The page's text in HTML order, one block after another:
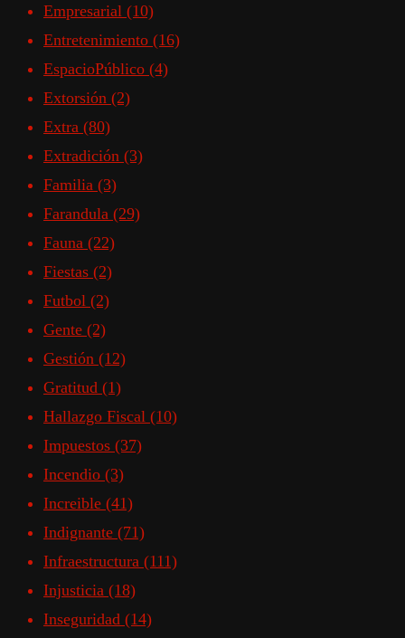
Empresarial (10)
Entretenimiento (16)
EspacioPúblico (4)
Extorsión (2)
Extra (80)
Extradición (3)
Familia (3)
Farandula (29)
Fauna (22)
Fiestas (2)
Futbol (2)
Gente (2)
Gestión (12)
Gratitud (1)
Hallazgo Fiscal (10)
Impuestos (37)
Incendio (3)
Increible (41)
Indignante (71)
Infraestructura (111)
Injusticia (18)
Inseguridad (14)